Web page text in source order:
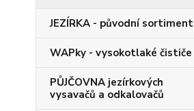
JEZÍRKA - původní sortiment
WAPky - vysokotlaké čističe
PŮJČOVNA jezírkových
vysavačů a odkalovačů